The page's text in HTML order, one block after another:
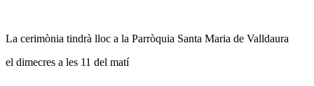
La cerimònia tindrà lloc a la Parròquia Santa Maria de Valldaura
el dimecres a les 11 del matí